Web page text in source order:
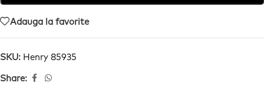
Adauga la favorite
SKU: Henry 85935
Share: